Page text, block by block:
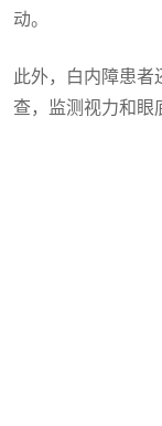
动。
此外，白内障患者
查，监测视力和眼